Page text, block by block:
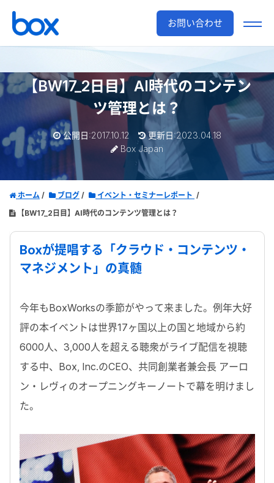
お問い合わせ
【BW17_2日目】AI時代のコンテン
ツ管理とは？
公開日:2017.10.12
更新日:2023.04.18
Box Japan
ホーム ブログ
イベント・セミナーレポート
【BW17_2日目】AI時代のコンテンツ管理とは？
Boxが提唱する「クラウド・コンテンツ・
マネジメント」の真髄
今年もBoxWorksの季節がやって来ました。例年大好
評の本イベントは世界17ヶ国以上の国と地域から約
6000人、3,000人を超える聴衆がライブ配信を視聴
する中、Box, Inc.のCEO、共同創業者兼会長 アーロ
ン・レヴィのオープニングキーノートで幕を明けまし
た。